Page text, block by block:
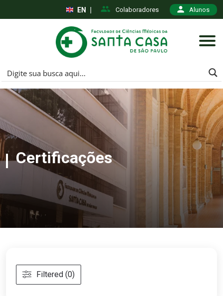
Colaboradores Alunos
EN
Certificações
Filtered (0)